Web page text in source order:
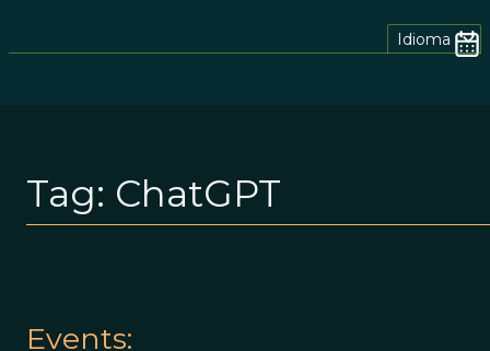
Idioma
Tag: ChatGPT
Events: